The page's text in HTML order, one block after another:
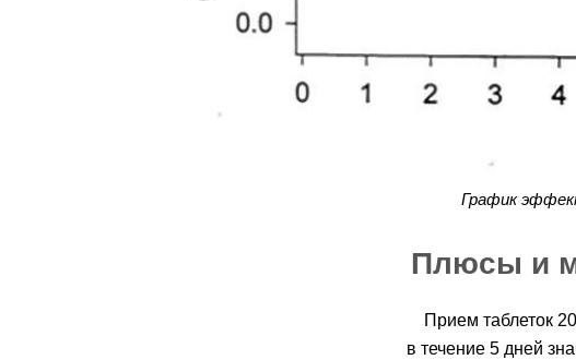
График
Плюсы и
Прием таблеток
в течение 5 дней